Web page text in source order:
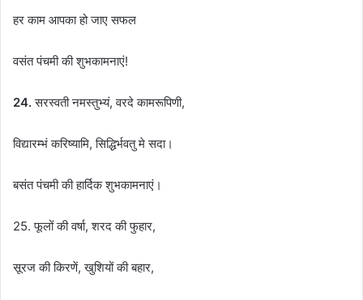
हर काम आपका हो जाए सफल
वसंत पंचमी की शुभकामनाएं!
24.सरस्वती नमस्तुभ्यं, वरदे कामरूपिणी,
विद्यारम्भं करिष्यामि, सिद्धिर्भवतु मे सदा।
बसंत पंचमी की हार्दिक शुभकामनाएं।
25. फूलों की वर्षा, शरद की फुहार,
सूरज की किरणें, खुशियों की बहार,